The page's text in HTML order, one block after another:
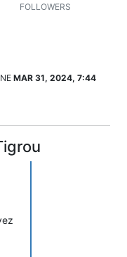
FOLLOWERS
MAR 31, 2024, 7:44